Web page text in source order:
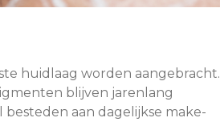
huidlaag worden aangebracht.
blijven jarenlang
aan dagelijkse make-